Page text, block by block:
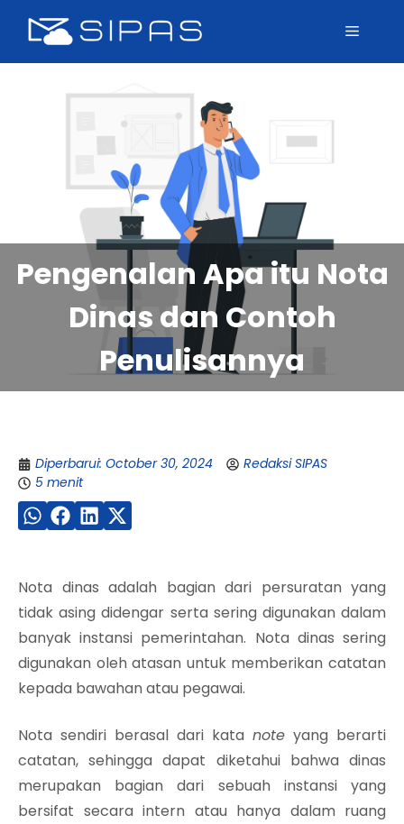
Pengenalan Apa itu Nota
Dinas dan Contoh
Penulisannya
Diperbarui: October 30, 2024
Redaksi SIPAS
5 menit
Nota dinas adalah bagian dari persuratan yang
tidak asing didengar serta sering digunakan dalam
banyak instansi pemerintahan. Nota dinas sering
digunakan oleh atasan untuk memberikan catatan
kepada bawahan atau pegawai.
Nota sendiri berasal dari kata note yang berarti
catatan, sehingga dapat diketahui bahwa dinas
merupakan bagian dari sebuah instansi yang
bersifat secara intern atau hanya dalam ruang